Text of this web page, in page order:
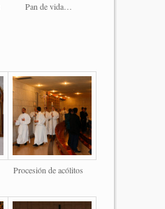
Pan de vida…
Procesión de acólitos